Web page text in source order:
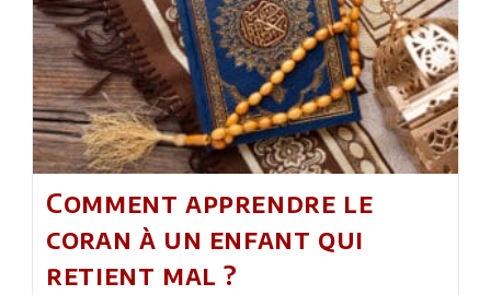
Comment apprendre le
coran à un enfant qui
retient mal ?